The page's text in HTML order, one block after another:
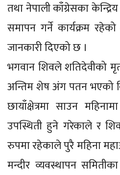
तथा नेपाली काँग्रेसका
समापन गर्ने कार्यक्रम
जानकारी दिएको छ ।
भगवान शिवले शतिदेवीको
अन्तिम शेष अंग पतन भएको
छायाँक्षेत्रमा साउन
उपस्थिती हुने गरेकाले र
रुपमा रहेकाले पुरै महिना
मन्दीर व्यवस्थापन